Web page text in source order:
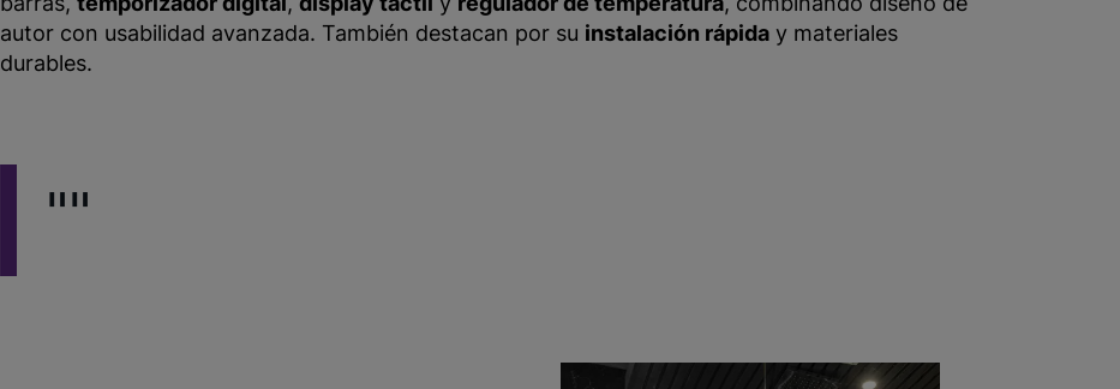
autor con usabilidad avanzada. También destacan por su instalación rápida y materiales
durables.
""